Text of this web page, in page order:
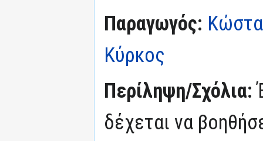
Παραγωγός:
Κύρκος
Περίληψη/Σχόλια:
δέχεται να